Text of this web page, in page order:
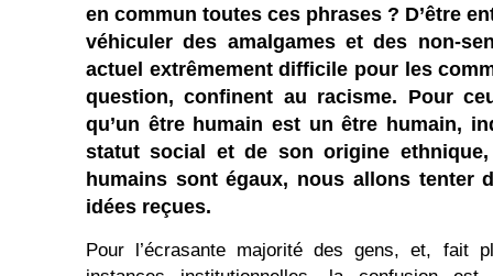
en commun toutes ces phrases ? D’être
véhiculer des amalgames et des non-
actuel extrêmement difficile pour les
question, confinent au racisme. Pour
qu’un être humain est un être humain,
statut social et de son origine
humains sont égaux, nous allons tenter
idées reçues.
Pour l’écrasante majorité des gens, et, fait